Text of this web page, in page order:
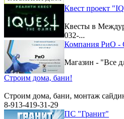
Квест проект
Квесты в
032-...
Компания РиО -
Магазин - "Все
Строим дома, бани!
Строим дома, бани, монтаж
8-913-419-31-29
ПС "Гранит"